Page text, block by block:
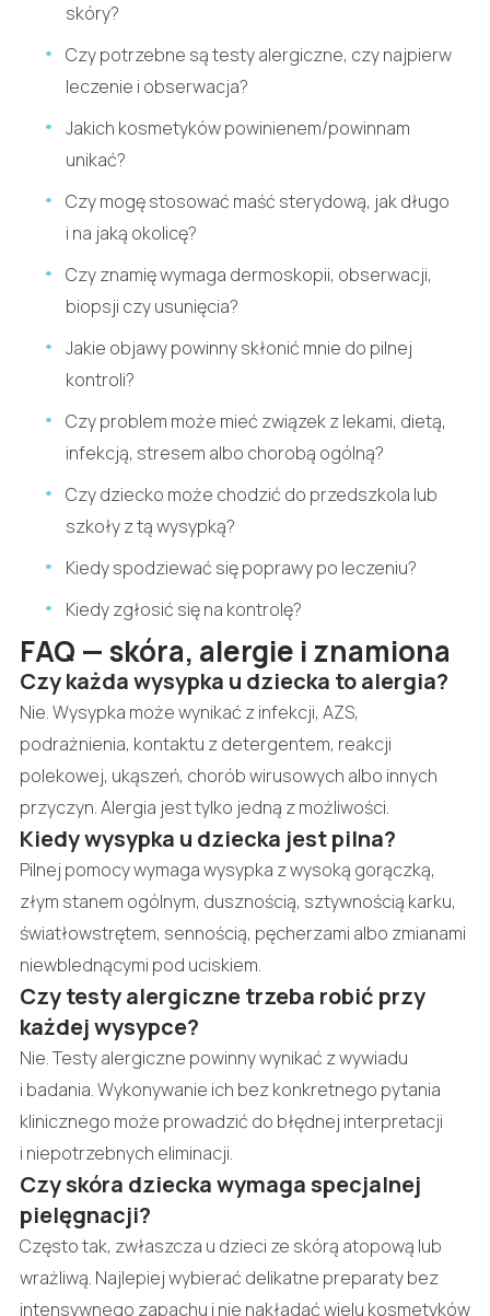
skóry?
Czy potrzebne są testy alergiczne, czy najpierw
leczenie i obserwacja?
Jakich kosmetyków powinienem/powinnam
unikać?
Czy mogę stosować maść sterydową, jak długo
i na jaką okolicę?
Czy znamię wymaga dermoskopii, obserwacji,
biopsji czy usunięcia?
Jakie objawy powinny skłonić mnie do pilnej
kontroli?
Czy problem może mieć związek z lekami, dietą,
infekcją, stresem albo chorobą ogólną?
Czy dziecko może chodzić do przedszkola lub
szkoły z tą wysypką?
Kiedy spodziewać się poprawy po leczeniu?
Kiedy zgłosić się na kontrolę?
FAQ — skóra, alergie i znamiona
Czy każda wysypka u dziecka to alergia?
Nie. Wysypka może wynikać z infekcji, AZS,
podrażnienia, kontaktu z detergentem, reakcji
polekowej, ukąszeń, chorób wirusowych albo innych
przyczyn. Alergia jest tylko jedną z możliwości.
Kiedy wysypka u dziecka jest pilna?
Pilnej pomocy wymaga wysypka z wysoką gorączką,
złym stanem ogólnym, dusznością, sztywnością karku,
światłowstrętem, sennością, pęcherzami albo zmianami
niewblednącymi pod uciskiem.
Czy testy alergiczne trzeba robić przy
każdej wysypce?
Nie. Testy alergiczne powinny wynikać z wywiadu
i badania. Wykonywanie ich bez konkretnego pytania
klinicznego może prowadzić do błędnej interpretacji
i niepotrzebnych eliminacji.
Czy skóra dziecka wymaga specjalnej
pielęgnacji?
Często tak, zwłaszcza u dzieci ze skórą atopową lub
wrażliwą. Najlepiej wybierać delikatne preparaty bez
intensywnego zapachu i nie nakładać wielu kosmetyków